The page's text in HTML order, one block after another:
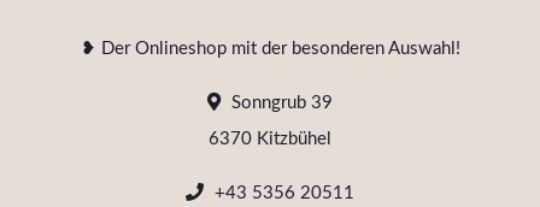
❥ Der Onlineshop mit der besonderen Auswahl!
Sonngrub 39
6370 Kitzbühel
+43 5356 20511